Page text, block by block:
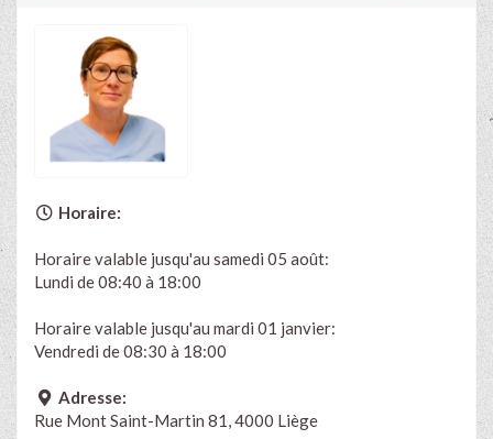
Horaire:
Horaire valable jusqu'au samedi 05 août:
Lundi de 08:40 à 18:00
Horaire valable jusqu'au mardi 01 janvier:
Vendredi de 08:30 à 18:00
Adresse:
Rue Mont Saint-Martin 81, 4000 Liège